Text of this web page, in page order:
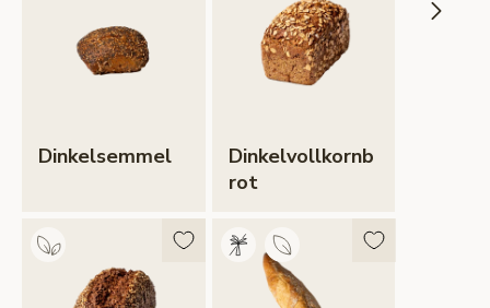
Dinkelsemmel
Dinkelvollkornb
Rot